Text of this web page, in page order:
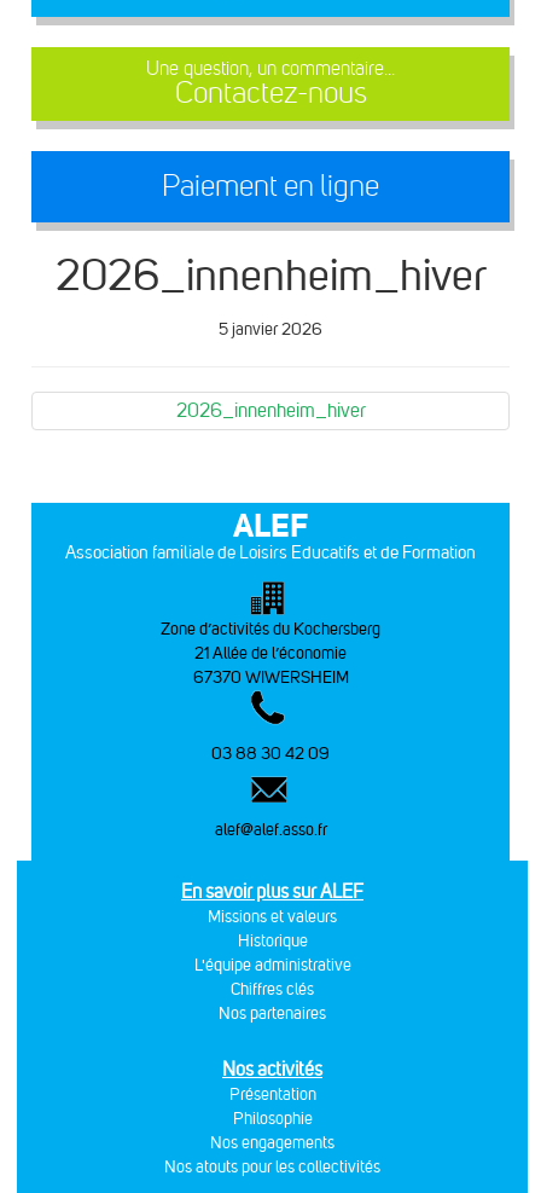
Une question, un commentaire...
Contactez-nous
Paiement en ligne
2026_innenheim_hiver
5 janvier 2026
2026_innenheim_hiver
ALEF
Association familiale de Loisirs Educatifs et de Formation
Zone d’activités du Kochersberg
21 Allée de l’économie
67370 WIWERSHEIM
03 88 30 42 09
alef@alef.asso.fr
En savoir plus sur ALEF
Missions et valeurs
Historique
L'équipe administrative
Chiffres clés
Nos partenaires
Nos activités
Présentation
Philosophie
Nos engagements
Nos atouts pour les collectivités